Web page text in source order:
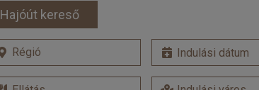
Hajóút kereső